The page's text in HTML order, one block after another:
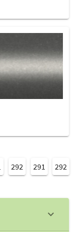
292 291 292
keyboard_arrow_down